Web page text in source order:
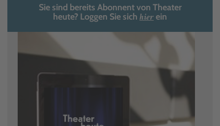
Sie sind bereits Abonnent von Theater
heute? Loggen Sie sich hierein